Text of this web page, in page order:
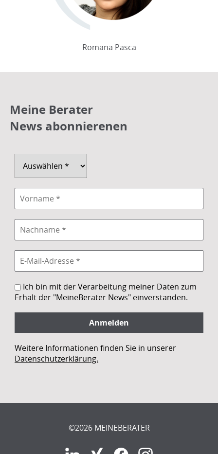
Romana Pasca
Meine Berater
News abonnierenen
Ich bin mit der Verarbeitung meiner Daten zum
Erhalt der "MeineBerater News" einverstanden.
Weitere Informationen finden Sie in unserer
Datenschutzerklärung.
©2026 MEINEBERATER